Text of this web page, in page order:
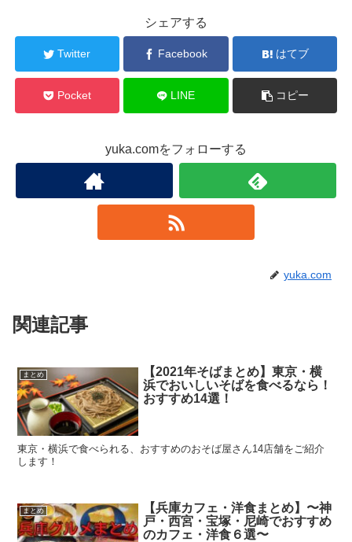
シェアする
Twitter Facebook はてブ
Pocket LINE コピー
yuka.comをフォローする
yuka.com
関連記事
まとめ
【2021年そばまとめ】東京・横
浜でおいしいそばを食べるなら！
おすすめ14選！
東京・横浜で食べられる、おすすめのおそば屋さん14店舗をご紹介
します！
まとめ
【兵庫カフェ・洋食まとめ】〜神
戸・西宮・宝塚・尼崎でおすすめ
のカフェ・洋食６選〜